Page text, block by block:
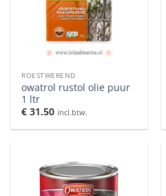
ROESTWEREND
owatrol rustol olie puur
1 ltr
€ 31.50 incl.btw.